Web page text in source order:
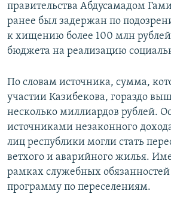
правительства Абдусамадом
ранее был задержан по
к хищению более 100 млн
бюджета на реализацию
По словам источника, сумма,
участии Казибекова, гораздо
несколько миллиардов рублей.
источниками незаконного
лиц республики могли стать
ветхого и аварийного жилья.
рамках служебных
программу по переселениям.